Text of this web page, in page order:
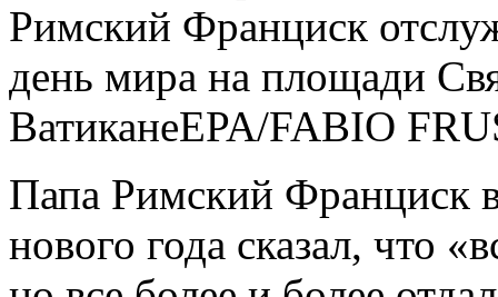
Римский Франциск
день мира на площади
ВатиканеEPA/FABIO
Папа Римский Франциск
нового года сказал, что